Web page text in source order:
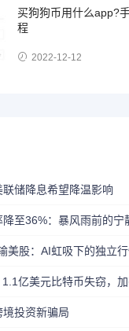
买狗狗币用什么app?
程
2022-12-12
联储降息希望降温影响
至36%：暴风雨前的宁
美股：AI虹吸下的独立
投资新骗局